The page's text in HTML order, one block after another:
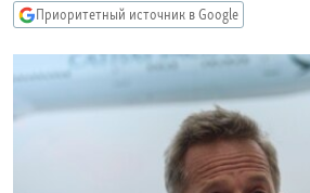
поиску
СЕВЕР.РЕАЛИИ
СИБИРЬ.РЕАЛИИ
РАСПИСАНИЕ ВЕЩАНИЯ
ПОДПИШИТЕСЬ НА РАССЫЛКУ
Приоритетный источник в Google